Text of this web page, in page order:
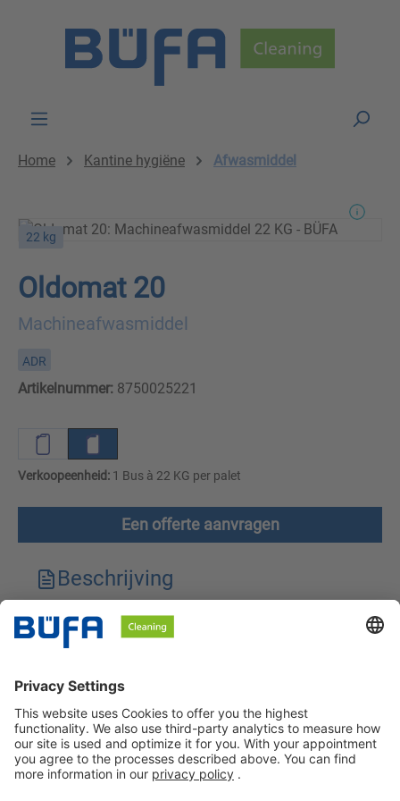
Home Kantine hygiëne Afwasmiddel
22 kg
Oldomat 20
Machineafwasmiddel
ADR
Artikelnummer: 8750025221
Verkoopeenheid: 1 Bus à 22 KG per palet
Een offerte aanvragen
Beschrijving
Technische kenmerken
Veiligheidsinstructies